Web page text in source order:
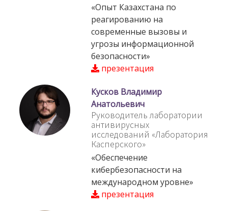
«Опыт Казахстана по
реагированию на
современные вызовы и
угрозы информационной
безопасности»
презентация
Кусков Владимир
Анатольевич
Руководитель лаборатории
антивирусных
исследований «Лаборатория
Касперского»
«Обеспечение
кибербезопасности на
международном уровне»
презентация